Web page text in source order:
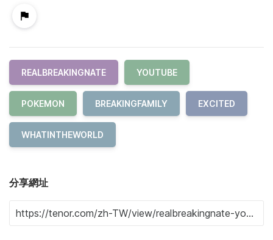
REALBREAKINGNATE YOUTUBE
POKEMON BREAKINGFAMILY EXCITED
WHATINTHEWORLD
分享網址